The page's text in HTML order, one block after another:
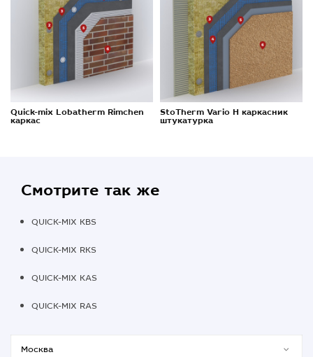
Quick-mix Lobatherm Rimchen
каркас
StoTherm Vario H каркасник
штукатурка
Смотрите так же
QUICK-MIX KBS
QUICK-MIX RKS
QUICK-MIX KAS
QUICK-MIX RAS